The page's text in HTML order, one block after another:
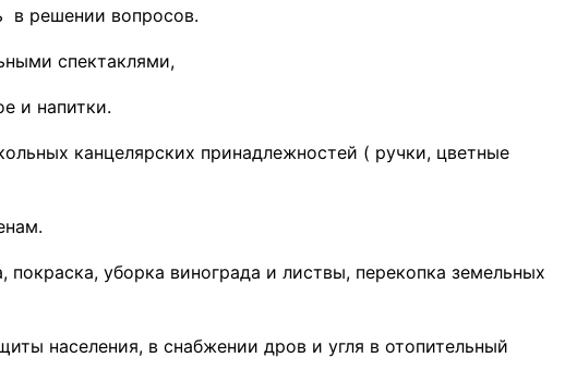
в решении вопросов.
спектаклями,
и напитки.
канцелярских принадлежностей ( ручки, цветные
уборка винограда и листвы, перекопка земельных
населения, в снабжении дров и угля в отопительный